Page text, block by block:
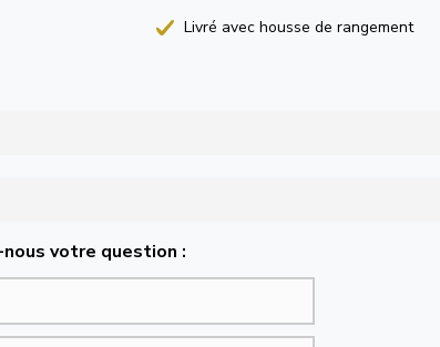
Livré avec housse de rangement
nous votre question :